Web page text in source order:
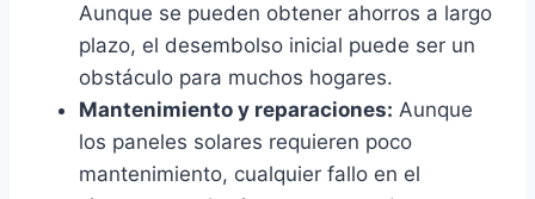
Aunque se pueden obtener ahorros a largo
plazo, el desembolso inicial puede ser un
obstáculo para muchos hogares.
Mantenimiento y reparaciones: Aunque
los paneles solares requieren poco
mantenimiento, cualquier fallo en el